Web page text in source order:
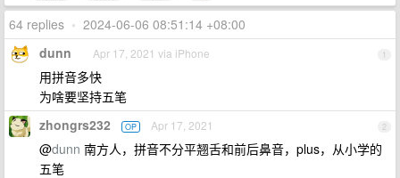
64 replies • 2024-06-06 08:51:14 +08:00
1
dunn Apr 17, 2021 via iPhone
用拼音多快
为啥要坚持五笔
2
zhongrs232 OP Apr 17, 2021
@dunn 南方人，拼音不分平翘舌和前后鼻音，plus，从小学的
五笔